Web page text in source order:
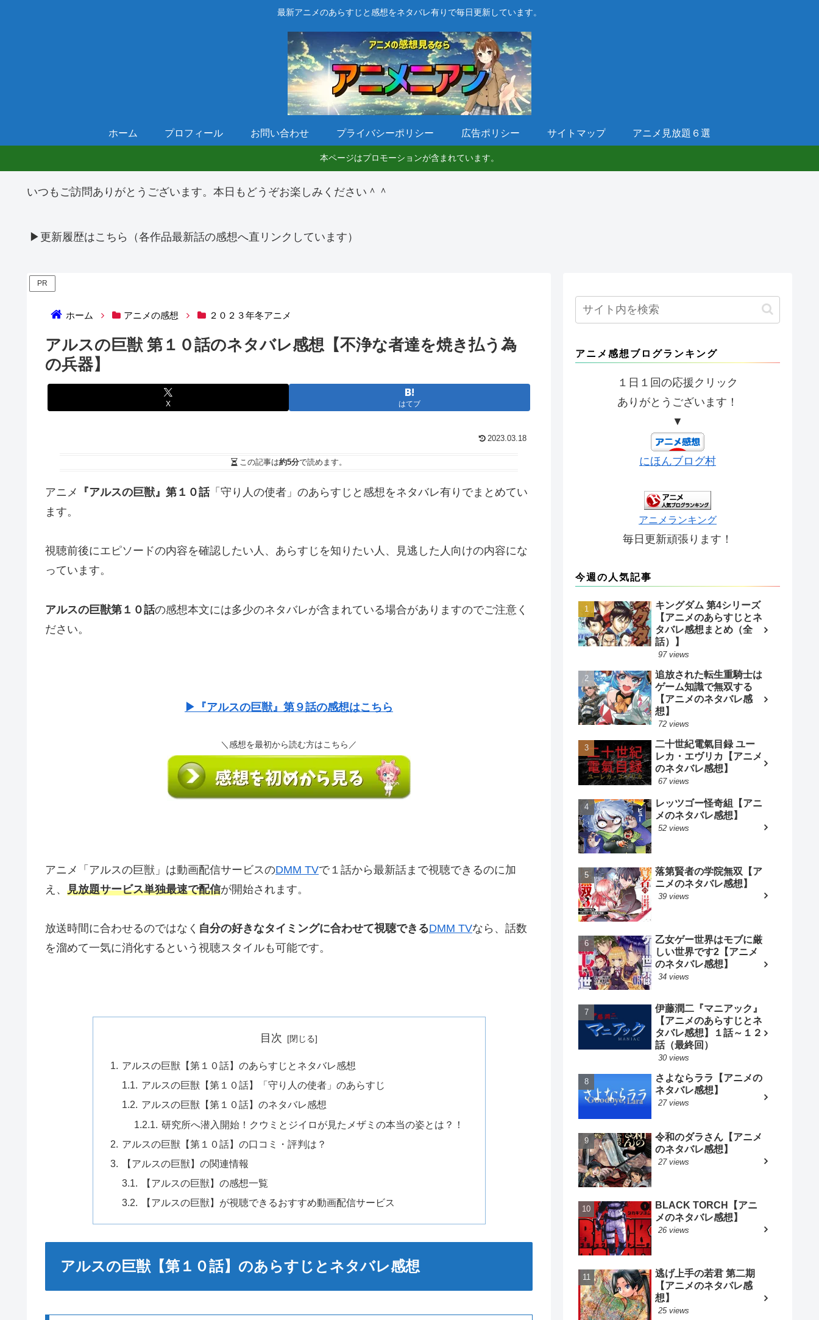
最新アニメのあらすじと感想をネタバレ有りで毎日更新しています。
ホーム プロフィール お問い合わせ プライバシーポリシー 広告ポリシー サイトマップ アニメ見放題６選
本ページはプロモーションが含まれています。
いつもご訪問ありがとうございます。本日もどうぞお楽しみください＾＾
▶更新履歴はこちら（各作品最新話の感想へ直リンクしています）
PR
ホーム アニメの感想 ２０２３年冬アニメ
アルスの巨獣 第１０話のネタバレ感想【不浄な者達を焼き払う為
の兵器】
X はてブ
2023.03.18
この記事は約5分で読めます。
アニメ 『アルスの巨獣』第１０話「守り人の使者」のあらすじと感想をネタバレ有りでまとめてい
ます。
視聴前後にエピソードの内容を確認したい人、あらすじを知りたい人、見逃した人向けの内容にな
っています。
アルスの巨獣第１０話の感想本文には多少のネタバレが含まれている場合がありますのでご注意く
ださい。
▶『アルスの巨獣』第９話の感想はこちら
＼感想を最初から読む方はこちら／
アニメ「アルスの巨獣」は動画配信サービスのDMM TVで１話から最新話まで視聴できるのに加
え、 見放題サービス単独最速で配信が開始されます。
放送時間に合わせるのではなく 自分の好きなタイミングに合わせて視聴できるDMM TVなら、話数
を溜めて一気に消化するという視聴スタイルも可能です。
目次
アルスの巨獣【第１０話】のあらすじとネタバレ感想
アルスの巨獣【第１０話】「守り人の使者」のあらすじ
アルスの巨獣【第１０話】のネタバレ感想
研究所へ潜入開始！クウミとジイロが見たメザミの本当の姿とは？！
アルスの巨獣【第１０話】の口コミ・評判は？
【アルスの巨獣】の関連情報
【アルスの巨獣】の感想一覧
【アルスの巨獣】が視聴できるおすすめ動画配信サービス
アルスの巨獣【第１０話】のあらすじとネタバレ感想
アニメ感想ブログランキング
１日１回の応援クリック
ありがとうございます！
▼
にほんブログ村
アニメランキング
毎日更新頑張ります！
今週の人気記事
キングダム 第4シリーズ
【アニメのあらすじとネ
タバレ感想まとめ（全
話）】
97 views
追放された転生重騎士は
ゲーム知識で無双する
【アニメのネタバレ感
想】
72 views
二十世紀電氣目録 ユー
レカ・エヴリカ【アニメ
のネタバレ感想】
67 views
レッツゴー怪奇組【アニ
メのネタバレ感想】
52 views
落第賢者の学院無双【ア
ニメのネタバレ感想】
39 views
乙女ゲー世界はモブに厳
しい世界です2【アニメ
のネタバレ感想】
34 views
伊藤潤二『マニアック』
【アニメのあらすじとネ
タバレ感想】１話～１２
話（最終回）
30 views
さよならララ【アニメの
ネタバレ感想】
27 views
令和のダラさん【アニメ
のネタバレ感想】
27 views
BLACK TORCH【アニ
メのネタバレ感想】
26 views
逃げ上手の若君 第二期
【アニメのネタバレ感
想】
25 views